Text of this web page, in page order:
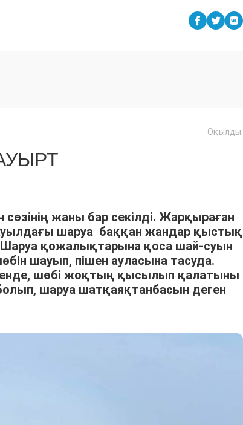
Оқылды:
сөзінің жаны бар секілді. Жарқыраған
шаруа баққан жандар қыстық
қожалықтарына қоса шай-суын
шауып, пішен ауласына тасуда.
шөбі жоқтың қысылып қалатыны
шаруа шатқаяқтанбасын деген